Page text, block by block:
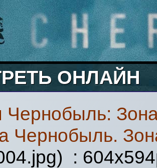
ОНЛАЙН
Чернобыль.
: